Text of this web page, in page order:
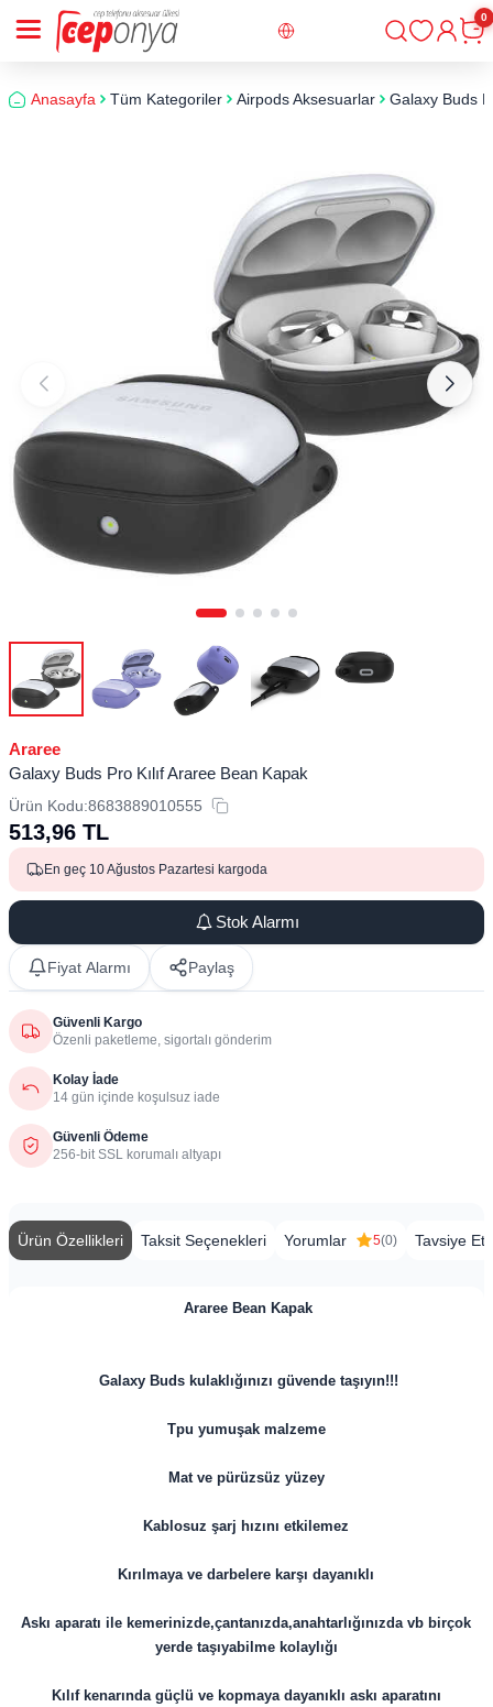
Giriş
0
Anasayfa Tüm Kategoriler Airpods Aksesuarlar Galaxy Buds
Araree
Galaxy Buds Pro Kılıf Araree Bean Kapak
Ürün Kodu:8683889010555
513,96 TL
En geç 10 Ağustos Pazartesi kargoda
Stok Alarmı
Fiyat Alarmı Paylaş
Güvenli Kargo
Özenli paketleme, sigortalı gönderim
Kolay İade
14 gün içinde koşulsuz iade
Güvenli Ödeme
256-bit SSL korumalı altyapı
Ürün Özellikleri Taksit Seçenekleri Yorumlar 5(0) Tavsiye Et
Araree Bean Kapak
Galaxy Buds kulaklığınızı güvende taşıyın!!!
Tpu yumuşak malzeme
Mat ve pürüzsüz yüzey
Kablosuz şarj hızını etkilemez
Kırılmaya ve darbelere karşı dayanıklı
Askı aparatı ile kemerinizde,çantanızda,anahtarlığınızda vb birçok
yerde taşıyabilme kolaylığı
Kılıf kenarında güçlü ve kopmaya dayanıklı askı aparatını